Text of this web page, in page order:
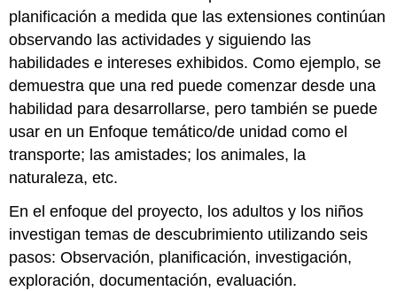
planificación a medida que las extensiones continúan
observando las actividades y siguiendo las
habilidades e intereses exhibidos. Como ejemplo, se
demuestra que una red puede comenzar desde una
habilidad para desarrollarse, pero también se puede
usar en un Enfoque temático/de unidad como el
transporte; las amistades; los animales, la
naturaleza, etc.
En el enfoque del proyecto, los adultos y los niños
investigan temas de descubrimiento utilizando seis
pasos: Observación, planificación, investigación,
exploración, documentación, evaluación.